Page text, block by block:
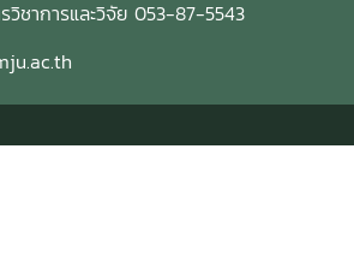
ชาการและวิจัย 053-87-5543